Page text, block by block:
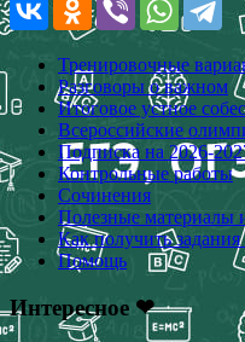
Тренировочные
Разговоры о важном
Итоговое устное
Всероссийские
Подписка на 2026-
Контрольные работы
Сочинения
Полезные материалы
Как получить
Помощь
Интересное ❤